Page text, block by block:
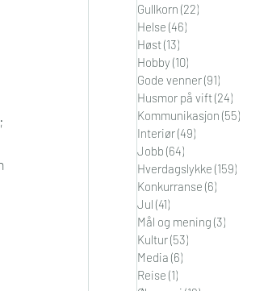
Gullkorn (22)
Helse (46)
Høst(13)
Hobby (10)
Gode venner(91)
Husmor på vift(24)
Kommunikasjon (55)
Interiør(49)
Jobb (64)
Hverdagslykke (159)
Konkurranse (6)
Jul (41)
Mål og mening (3)
Kultur(53)
Media (6)
Reise (1)